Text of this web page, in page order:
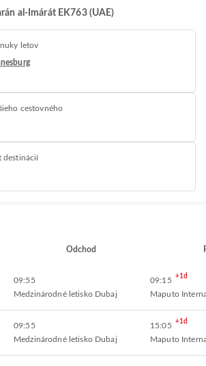
al-Imárát EK763 (UAE)
letov
cestovného
destinácií
Odchod
09:55
Medzinárodné letisko Dubaj
09:15 +1d
Maputo
09:55
Medzinárodné letisko Dubaj
15:05 +1d
Maputo